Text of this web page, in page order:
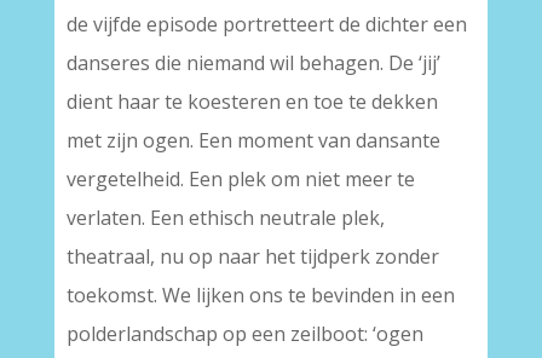
de vijfde episode portretteert de dichter een
danseres die niemand wil behagen. De ‘jij’
dient haar te koesteren en toe te dekken
met zijn ogen. Een moment van dansante
vergetelheid. Een plek om niet meer te
verlaten. Een ethisch neutrale plek,
theatraal, nu op naar het tijdperk zonder
toekomst. We lijken ons te bevinden in een
polderlandschap op een zeilboot: ‘ogen